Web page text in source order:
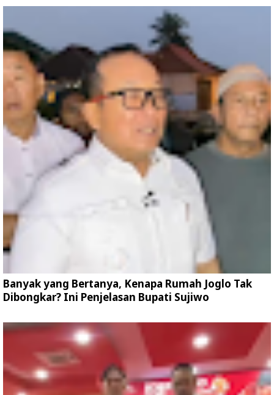
Banyak yang Bertanya, Kenapa Rumah Joglo Tak
Dibongkar? Ini Penjelasan Bupati Sujiwo